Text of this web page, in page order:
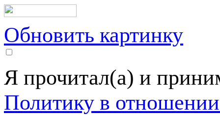
Обновить картинку
Я прочитал(а) и
Политику в